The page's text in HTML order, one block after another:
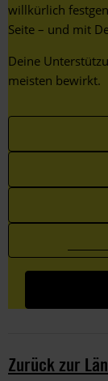
willkürlich
Seite – und mit
Deine
meisten bewirkt.
your
favorite
Zurück zur